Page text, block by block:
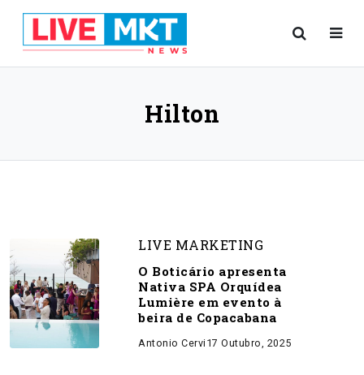
Hilton
LIVE MARKETING
O Boticário apresenta
Nativa SPA Orquídea
Lumière em evento à
beira de Copacabana
Antonio Cervi 17 Outubro, 2025